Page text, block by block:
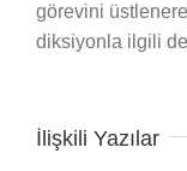
görevini
diksiyonla ilgili
İlişkili Yazılar